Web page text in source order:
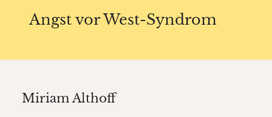
Angst vor West-Syndrom
Miriam Althoff